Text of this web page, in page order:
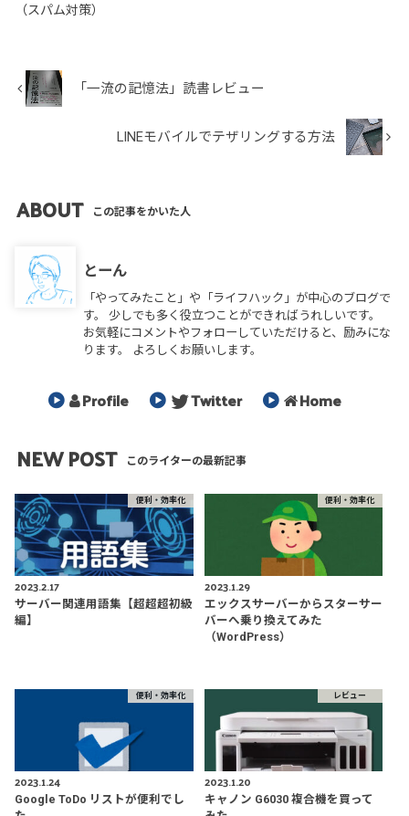
（スパム対策）
「一流の記憶法」読書レビュー
LINEモバイルでテザリングする方法
ABOUT この記事をかいた人
とーん
「やってみたこと」や「ライフハック」が中心のブログで
す。 少しでも多く役立つことができればうれしいです。
お気軽にコメントやフォローしていただけると、励みにな
ります。 よろしくお願いします。
Profile Twitter Home
NEW POST このライターの最新記事
便利・効率化
2023.2.17
サーバー関連用語集【超超超初級
編】
便利・効率化
2023.1.29
エックスサーバーからスターサー
バーへ乗り換えてみた
（WordPress）
便利・効率化
2023.1.24
Google ToDo リストが便利でし
レビュー
2023.1.20
キャノン G6030 複合機を買って